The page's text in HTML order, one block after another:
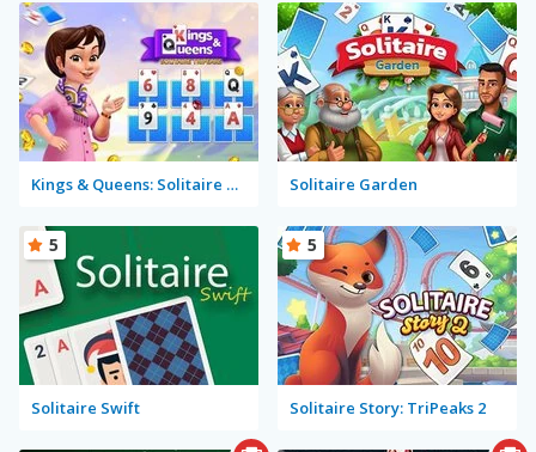
Kings & Queens: Solitaire Tripeaks Solitaire Garden
Solitaire Swift
5
Solitaire Story: TriPeaks 2
5